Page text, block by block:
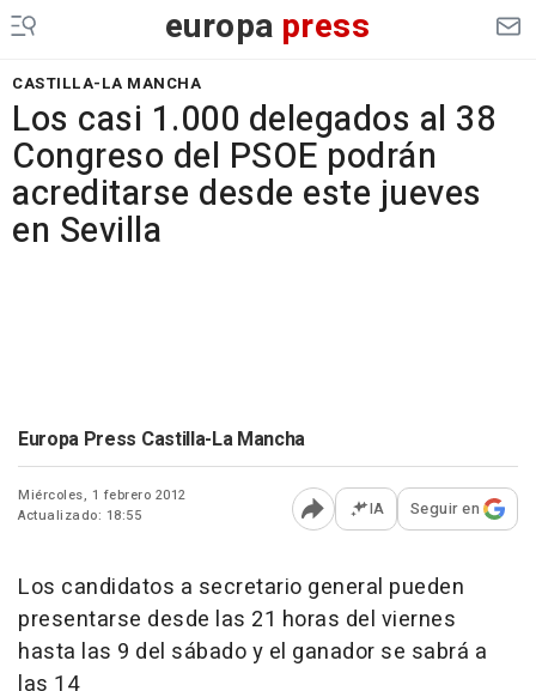
europa press
CASTILLA-LA MANCHA
Los casi 1.000 delegados al 38
Congreso del PSOE podrán
acreditarse desde este jueves
en Sevilla
Europa Press Castilla-La Mancha
Miércoles, 1 febrero 2012
Actualizado: 18:55
Abrir opciones para
IA Seguir en
Los candidatos a secretario general pueden
presentarse desde las 21 horas del viernes
hasta las 9 del sábado y el ganador se sabrá a
las 14